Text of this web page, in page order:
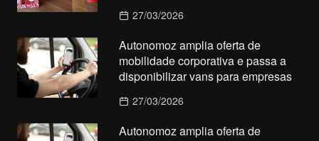
27/03/2026
Autonomoz amplia oferta de
mobilidade corporativa e passa a
disponibilizar vans para empresas
27/03/2026
Autonomoz amplia oferta de